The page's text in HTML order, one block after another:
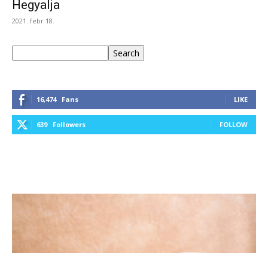
Hegyalja
2021. febr 18.
Search
16,474 Fans LIKE
639 Followers FOLLOW